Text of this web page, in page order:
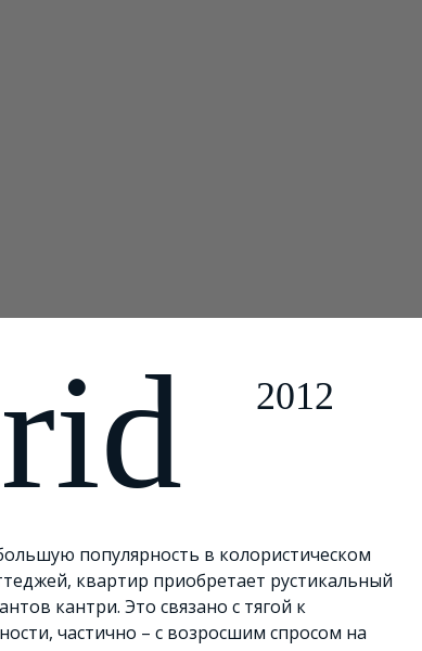
2012
популярность в колористическом
квартир приобретает рустикальный
кантри. Это связано с тягой к
частично – с возросшим спросом на